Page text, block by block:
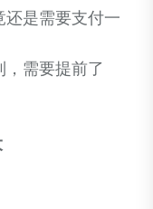
还是需要支付一
需要提前了